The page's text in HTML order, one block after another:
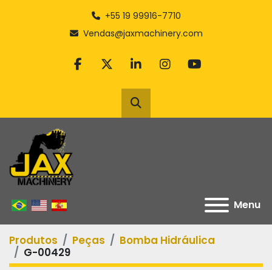
+55 19 99916-7710
Vendas@jaxmachinery.com
facebook
twitterlinkedininstagram
youtube
Pesquisar
Menu
Produtos Peças
Bomba Hidráulica
G-00429